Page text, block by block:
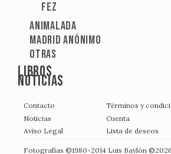
Fez
Animalada
Madrid anónimo
Otras
Libros
Noticias
Contacto
Noticias
Aviso Legal
Términos y
Cuenta
Lista de deseos
Fotografías ©1980-2014 Luis Baylón ©2026